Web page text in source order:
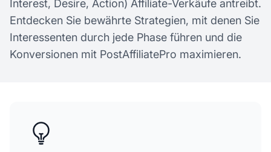
Interest, Desire, Action) Affiliate-Verkäufe antreibt.
Entdecken Sie bewährte Strategien, mit denen Sie
Interessenten durch jede Phase führen und die
Konversionen mit PostAffiliatePro maximieren.